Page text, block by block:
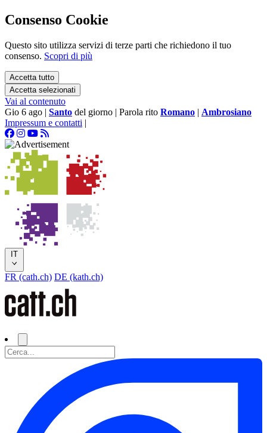
Consenso Cookie
Questo sito utilizza servizi di terze parti che richiedono il tuo
consenso. Scopri di più
Accetta tutto
Accetta selezionati
Vai al contenuto
Gio 6 ago | Santo del giorno | Parola rito Romano | Ambrosiano
Impressum e contatti |
IT
FR (cath.ch) DE (kath.ch)